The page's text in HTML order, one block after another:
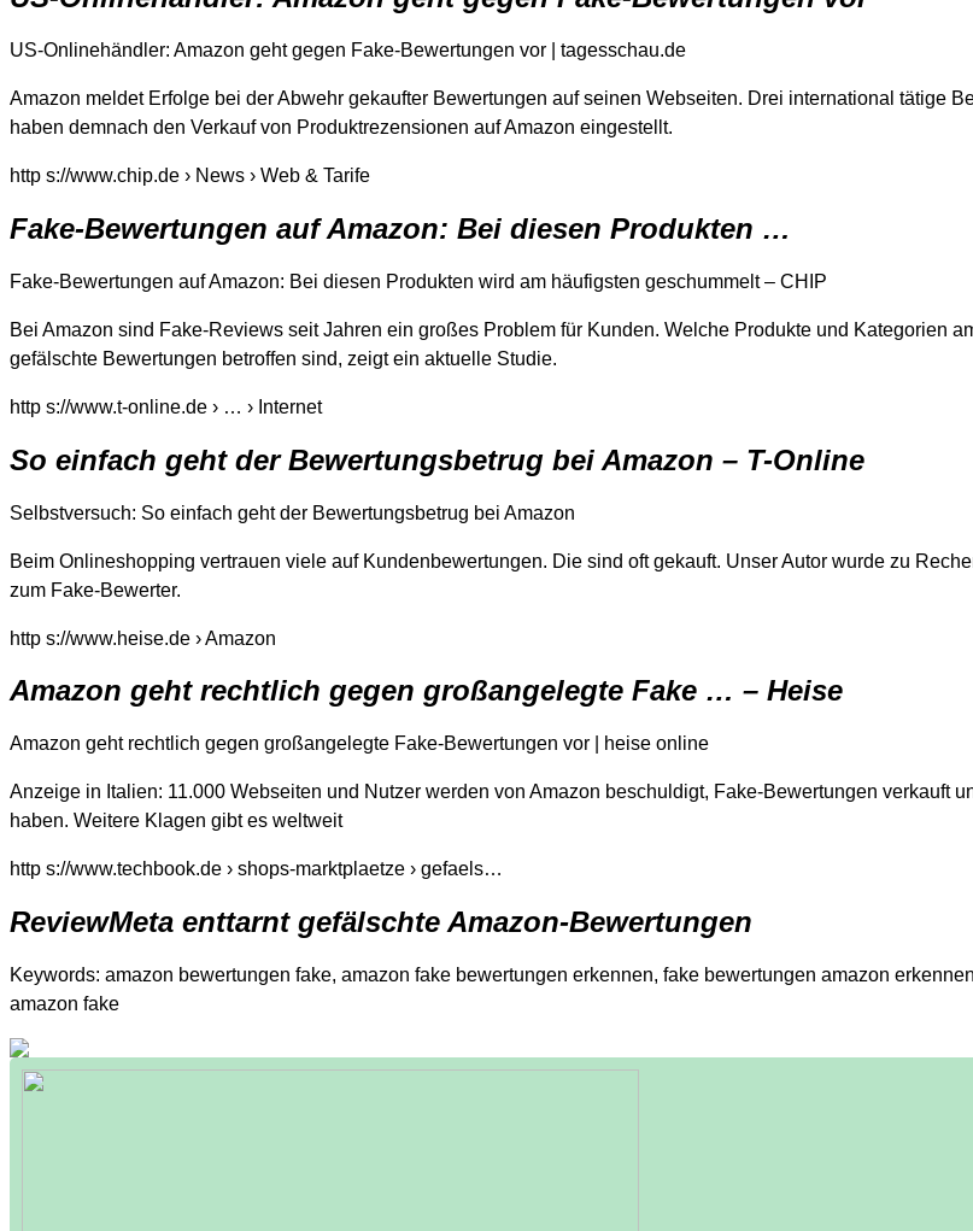
US-Onlinehändler: Amazon geht gegen Fake-Bewertungen vor | tagesschau.de
Amazon meldet Erfolge bei der Abwehr gekaufter Bewertungen auf seinen Webseiten. Drei international tätige
haben demnach den Verkauf von Produktrezensionen auf Amazon eingestellt.
http s://www.chip.de › News › Web & Tarife
Fake-Bewertungen auf Amazon: Bei diesen Produkten …
Fake-Bewertungen auf Amazon: Bei diesen Produkten wird am häufigsten geschummelt – CHIP
Bei Amazon sind Fake-Reviews seit Jahren ein großes Problem für Kunden. Welche Produkte und Kategorien
gefälschte Bewertungen betroffen sind, zeigt ein aktuelle Studie.
http s://www.t-online.de › … › Internet
So einfach geht der Bewertungsbetrug bei Amazon – T-Online
Selbstversuch: So einfach geht der Bewertungsbetrug bei Amazon
Beim Onlineshopping vertrauen viele auf Kundenbewertungen. Die sind oft gekauft. Unser Autor wurde zu
zum Fake-Bewerter.
http s://www.heise.de › Amazon
Amazon geht rechtlich gegen großangelegte Fake … – Heise
Amazon geht rechtlich gegen großangelegte Fake-Bewertungen vor | heise online
Anzeige in Italien: 11.000 Webseiten und Nutzer werden von Amazon beschuldigt, Fake-Bewertungen verkauft
haben. Weitere Klagen gibt es weltweit
http s://www.techbook.de › shops-marktplaetze › gefaels…
ReviewMeta enttarnt gefälschte Amazon-Bewertungen
Keywords: amazon bewertungen fake, amazon fake bewertungen erkennen, fake bewertungen amazon
amazon fake